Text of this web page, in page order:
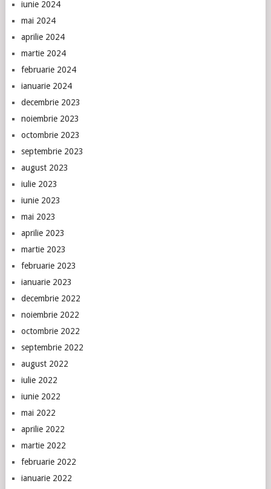
iunie 2024
mai 2024
aprilie 2024
martie 2024
februarie 2024
ianuarie 2024
decembrie 2023
noiembrie 2023
octombrie 2023
septembrie 2023
august 2023
iulie 2023
iunie 2023
mai 2023
aprilie 2023
martie 2023
februarie 2023
ianuarie 2023
decembrie 2022
noiembrie 2022
octombrie 2022
septembrie 2022
august 2022
iulie 2022
iunie 2022
mai 2022
aprilie 2022
martie 2022
februarie 2022
ianuarie 2022